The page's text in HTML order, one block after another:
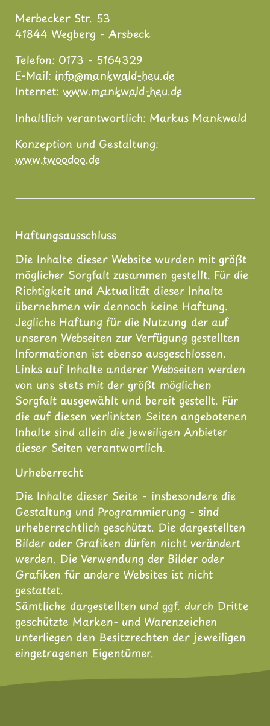
Merbecker Str. 53
41844 Wegberg - Arsbeck
Telefon: 0173 - 5164329
E-Mail: info@mankwald-heu.de
Internet: www.mankwald-heu.de
Inhaltlich verantwortlich: Markus Mankwald
Konzeption und Gestaltung:
www.twoodoo.de
Haftungsausschluss
Die Inhalte dieser Website wurden mit größt
möglicher Sorgfalt zusammen gestellt. Für die
Richtigkeit und Aktualität dieser Inhalte
übernehmen wir dennoch keine Haftung.
Jegliche Haftung für die Nutzung der auf
unseren Webseiten zur Verfügung gestellten
Informationen ist ebenso ausgeschlossen.
Links auf Inhalte anderer Webseiten werden
von uns stets mit der größt möglichen
Sorgfalt ausgewählt und bereit gestellt. Für
die auf diesen verlinkten Seiten angebotenen
Inhalte sind allein die jeweiligen Anbieter
dieser Seiten verantwortlich.
Urheberrecht
Die Inhalte dieser Seite - insbesondere die
Gestaltung und Programmierung - sind
urheberrechtlich geschützt. Die dargestellten
Bilder oder Grafiken dürfen nicht verändert
werden. Die Verwendung der Bilder oder
Grafiken für andere Websites ist nicht
gestattet.
Sämtliche dargestellten und ggf. durch Dritte
geschützte Marken- und Warenzeichen
unterliegen den Besitzrechten der jeweiligen
eingetragenen Eigentümer.